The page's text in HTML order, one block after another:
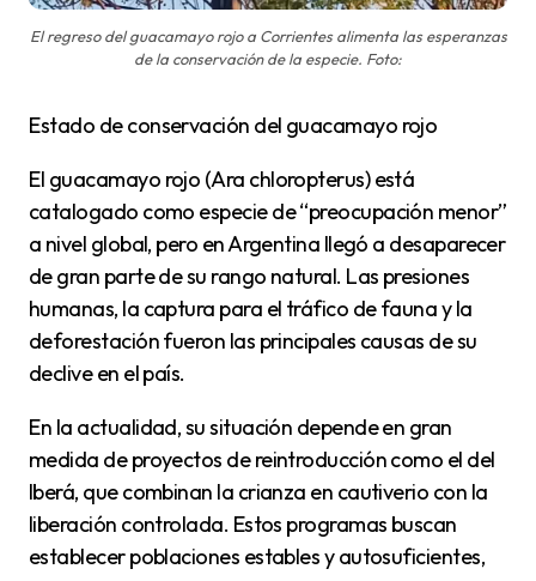
El regreso del guacamayo rojo a Corrientes alimenta las esperanzas
de la conservación de la especie. Foto:
Estado de conservación del guacamayo rojo
El guacamayo rojo (Ara chloropterus) está
catalogado como especie de “preocupación menor”
a nivel global, pero en Argentina llegó a desaparecer
de gran parte de su rango natural. Las presiones
humanas, la captura para el tráfico de fauna y la
deforestación fueron las principales causas de su
declive en el país.
En la actualidad, su situación depende en gran
medida de proyectos de reintroducción como el del
Iberá, que combinan la crianza en cautiverio con la
liberación controlada. Estos programas buscan
establecer poblaciones estables y autosuficientes,